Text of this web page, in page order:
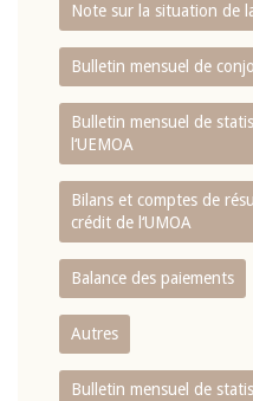
Note sur la situation de
Bulletin mensuel de
Bulletin mensuel de
l‘UEMOA
Bilans et comptes de
crédit de l‘UMOA
Balance des paiements
Autres
Bulletin mensuel de